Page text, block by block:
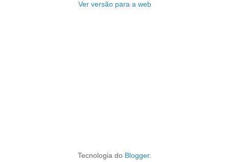
Ver versão para a web
Tecnologia do Blogger.